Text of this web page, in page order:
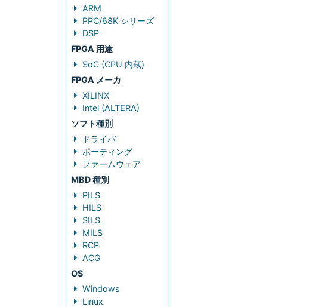
ARM
PPC/68K シリーズ
DSP
FPGA 用途
SoC (CPU 内蔵)
FPGA メーカ
XILINX
Intel (ALTERA)
ソフト種別
ドライバ
ポーティング
ファームウェア
MBD 種別
PILS
HILS
SILS
MILS
RCP
ACG
OS
Windows
Linux